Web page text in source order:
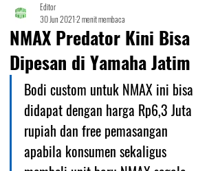
NMAX Predator Kini Bisa
Dipesan di Yamaha Jatim
Editor
30 Jun 20212 menit membaca
Bodi custom untuk NMAX ini bisa
didapat dengan harga Rp6,3 Juta
rupiah dan free pemasangan
apabila konsumen sekaligus